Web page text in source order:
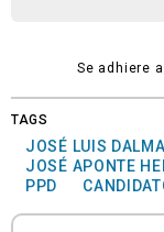
Se adhiere
TAGS
JOSÉ LUIS
JOSÉ APONTE
PPD